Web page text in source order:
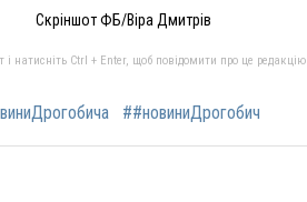
Скріншот ФБ/Віра Дмитрів
натисніть Ctrl + Enter, щоб повідомити про це редакцію
##новиниДрогобич